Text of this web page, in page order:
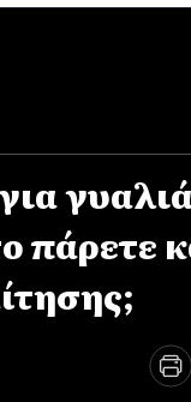
πάρετε